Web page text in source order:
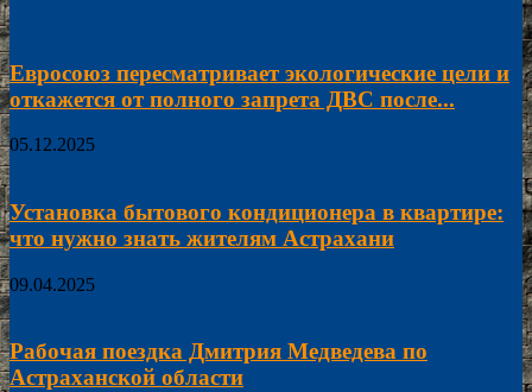
Евросоюз пересматривает экологические цели и
откажется от полного запрета ДВС после...
05.12.2025
Установка бытового кондиционера в квартире:
что нужно знать жителям Астрахани
09.04.2025
Рабочая поездка Дмитрия Медведева по
Астраханской области